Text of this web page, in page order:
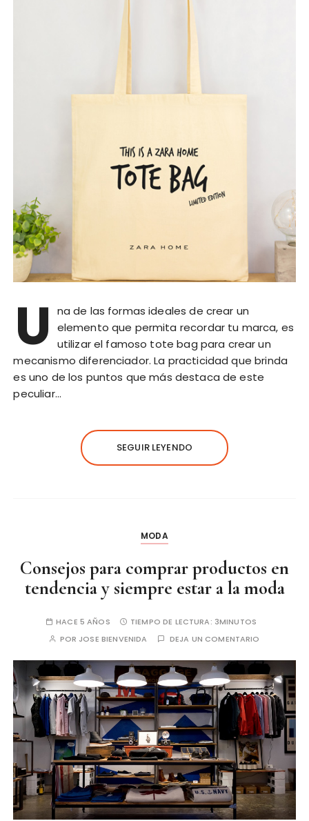
U
na de las formas ideales de crear un
elemento que permita recordar tu marca, es
utilizar el famoso tote bag para crear un
mecanismo diferenciador. La practicidad que brinda
es uno de los puntos que más destaca de este
peculiar…
SEGUIR LEYENDO
MODA
Consejos para comprar productos en
tendencia y siempre estar a la moda
HACE 5 AÑOS TIEMPO DE LECTURA: 3MINUTOS
POR JOSE BIENVENIDA DEJA UN COMENTARIO